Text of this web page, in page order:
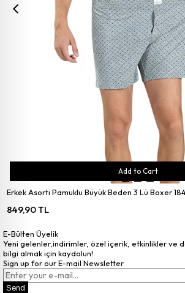
Erkek Asorti Pamuklu Büyük Beden 3 Lü Boxer
849,90 TL
Add to Cart
E-Bülten Üyelik
Yeni gelenler,indirimler, özel içerik, etkinlikler ve
bilgi almak için kaydolun!
Sign up for our E-mail Newsletter
Send